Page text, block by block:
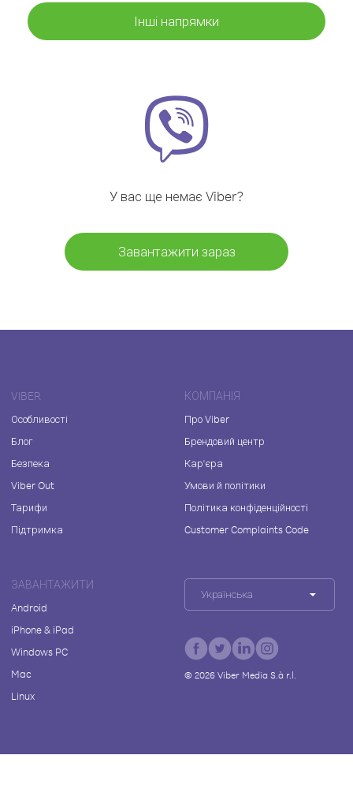
Інші напрямки
У вас ще немає Viber?
Завантажити зараз
VIBER
Особливості
Блог
Безпека
Viber Out
Тарифи
Підтримка
КОМПАНІЯ
Про Viber
Брендовий центр
Кар'єра
Умови й політики
Політика конфіденційності
Customer Complaints Code
ЗАВАНТАЖИТИ
Android
iPhone & iPad
Windows PC
Mac
Linux
Українська
© 2026Viber Media S.à r.l.